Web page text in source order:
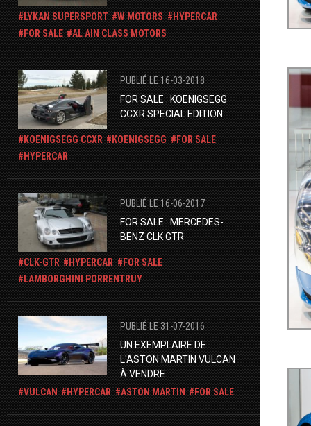
LYKAN SUPERSPORT W MOTORS
HYPERCAR
FOR SALE
AL AIN CLASS MOTORS
PUBLIÉ LE 16-03-2018
FOR SALE : KOENIGSEGG
CCXR SPECIAL EDITION
KOENIGSEGG CCXR KOENIGSEGG
FOR SALE
HYPERCAR
PUBLIÉ LE 16-06-2017
FOR SALE : MERCEDES-
BENZ CLK GTR
CLK-GTR HYPERCAR
FOR SALE
LAMBORGHINI PORRENTRUY
PUBLIÉ LE 31-07-2016
UN EXEMPLAIRE DE
L'ASTON MARTIN VULCAN
À VENDRE
VULCAN
HYPERCAR ASTON MARTIN FOR SALE